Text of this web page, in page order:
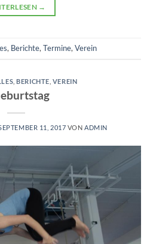
→
, Berichte,Termine,Verein
,BERICHTE VEREIN
11, 2017 VON ADMIN